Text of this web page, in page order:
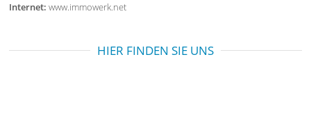
Internet: www.immowerk.net
HIER FINDEN SIE UNS